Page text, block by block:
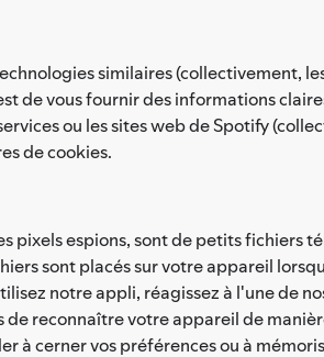
similaires (collectivement,
de vous fournir des informations
ou les sites web de Spotify
de cookies.
pixels espions, sont de petits fichiers
sont placés sur votre appareil
notre appli, réagissez à l'une de
de reconnaître votre appareil de
à cerner vos préférences ou à